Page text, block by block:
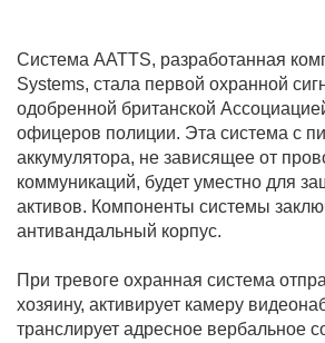
Система AATTS, разработанная
Systems, стала первой охранной
одобренной британской
офицеров полиции. Эта система с
аккумулятора, не зависящее от
коммуникаций, будет уместно для
активов. Компоненты системы
антивандальный корпус.
При тревоге охранная система
хозяину, активирует камеру
транслирует адресное вербальное